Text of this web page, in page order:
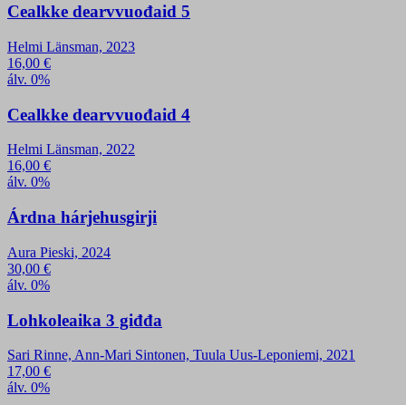
Cealkke dearvvuođaid 5
Helmi Länsman, 2023
16,00 €
álv. 0%
Cealkke dearvvuođaid 4
Helmi Länsman, 2022
16,00 €
álv. 0%
Árdna hárjehusgirji
Aura Pieski, 2024
30,00 €
álv. 0%
Lohkoleaika 3 giđđa
Sari Rinne, Ann-Mari Sintonen, Tuula Uus-Leponiemi, 2021
17,00 €
álv. 0%